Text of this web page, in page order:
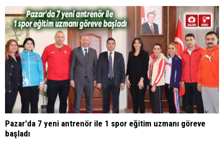
Pazar'da 7 yeni antrenör ile 1 spor eğitim uzmanı göreve
başladı